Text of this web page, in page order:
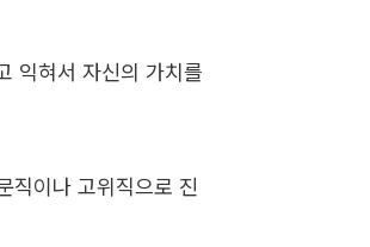
익혀서 자신의 가치를
직이나 고위직으로 진